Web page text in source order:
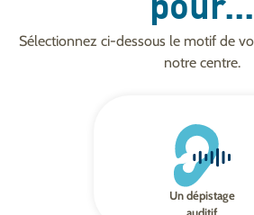
pour...
Sélectionnez ci-dessous le motif de
notre centre.
Un dépistage
auditif